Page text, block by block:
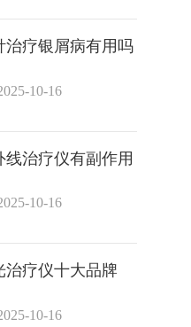
治疗银屑病有用吗
10-16
线治疗仪有副作用
10-16
治疗仪十大品牌
10-16